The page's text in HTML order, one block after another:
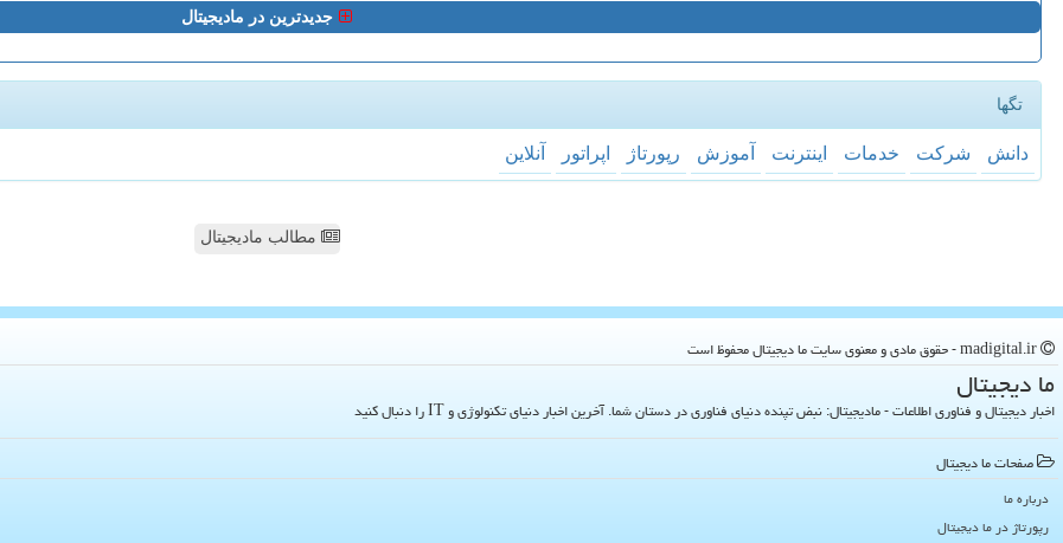
جدیدترین در مادیجیتال
تگها
دانش شركت خدمات اینترنت آموزش رپورتاژ اپراتور آنلاین
مطالب مادیجیتال
ما دیجیتال
اخبار دیجیتال و فناوری اطلاعات - مادیجیتال: نبض تپنده دنیای فناوری در دستان شما. آخرین اخبار دنیای تکنولوژی و IT را دنبال کنید
صفحات ما دیجیتال
درباره ما
رپورتاژ در ما دیجیتال